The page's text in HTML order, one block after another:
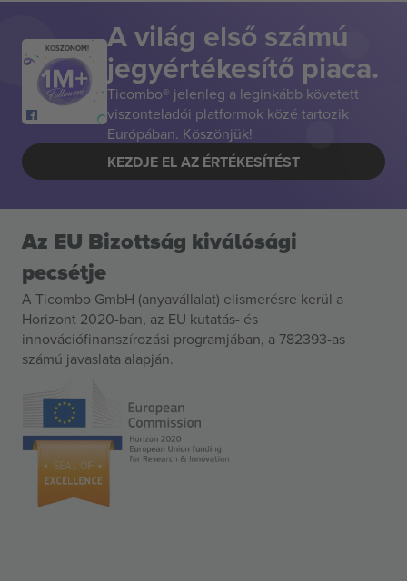
KÖSZÖNÖM! A világ első számú
jegyértékesítő piaca.
Ticombo® jelenleg a leginkább követett
viszonteladói platformok közé tartozik
Európában. Köszönjük!
KEZDJE EL AZ ÉRTÉKESÍTÉST
Az EU Bizottság kiválósági
pecsétje
A Ticombo GmbH (anyavállalat) elismerésre kerül a
Horizont 2020-ban, az EU kutatás- és
innovációfinanszírozási programjában, a 782393-as
számú javaslata alapján.